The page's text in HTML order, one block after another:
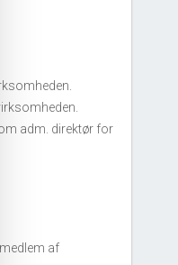
adm. direktør for
af